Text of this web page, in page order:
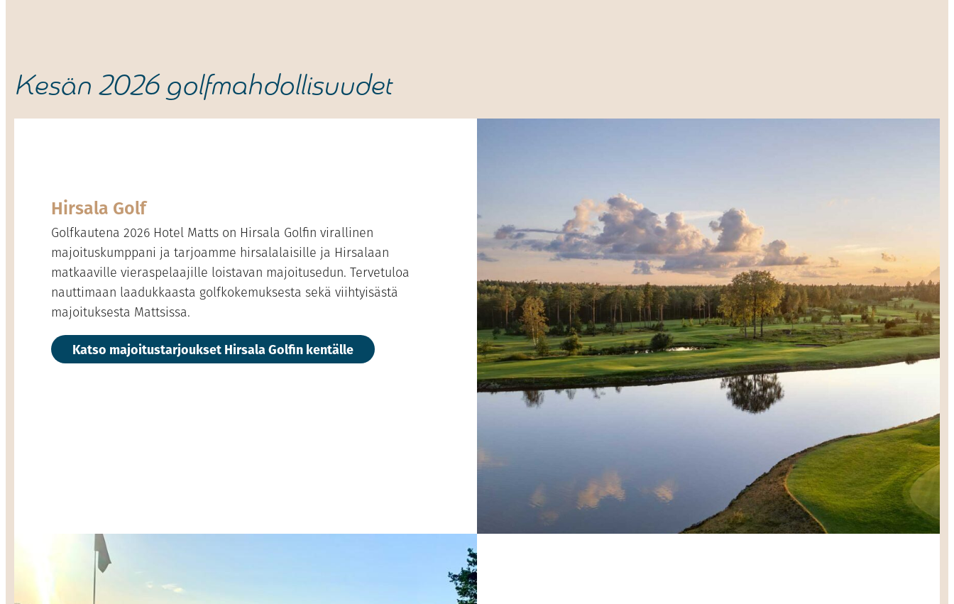
Kesän 2026 golfmahdollisuudet
Hirsala Golf
Golfkautena 2026 Hotel Matts on Hirsala Golfin virallinen
majoituskumppani ja tarjoamme hirsalalaisille ja Hirsalaan
matkaaville vieraspelaajille loistavan majoitusedun. Tervetuloa
nauttimaan laadukkaasta golfkokemuksesta sekä viihtyisästä
majoituksesta Mattsissa.
Katso majoitustarjoukset Hirsala Golfin kentälle